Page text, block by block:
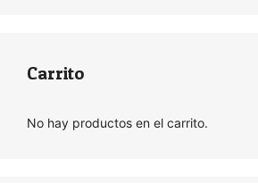
Carrito
No hay productos en el carrito.